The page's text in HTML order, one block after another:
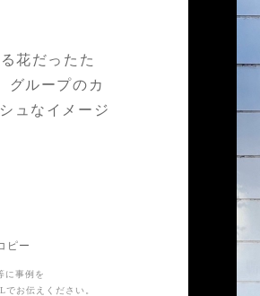
花だったた
グループのカ
ュなイメージ
いう気持ちが
ピー
に事例を
でお伝えください。